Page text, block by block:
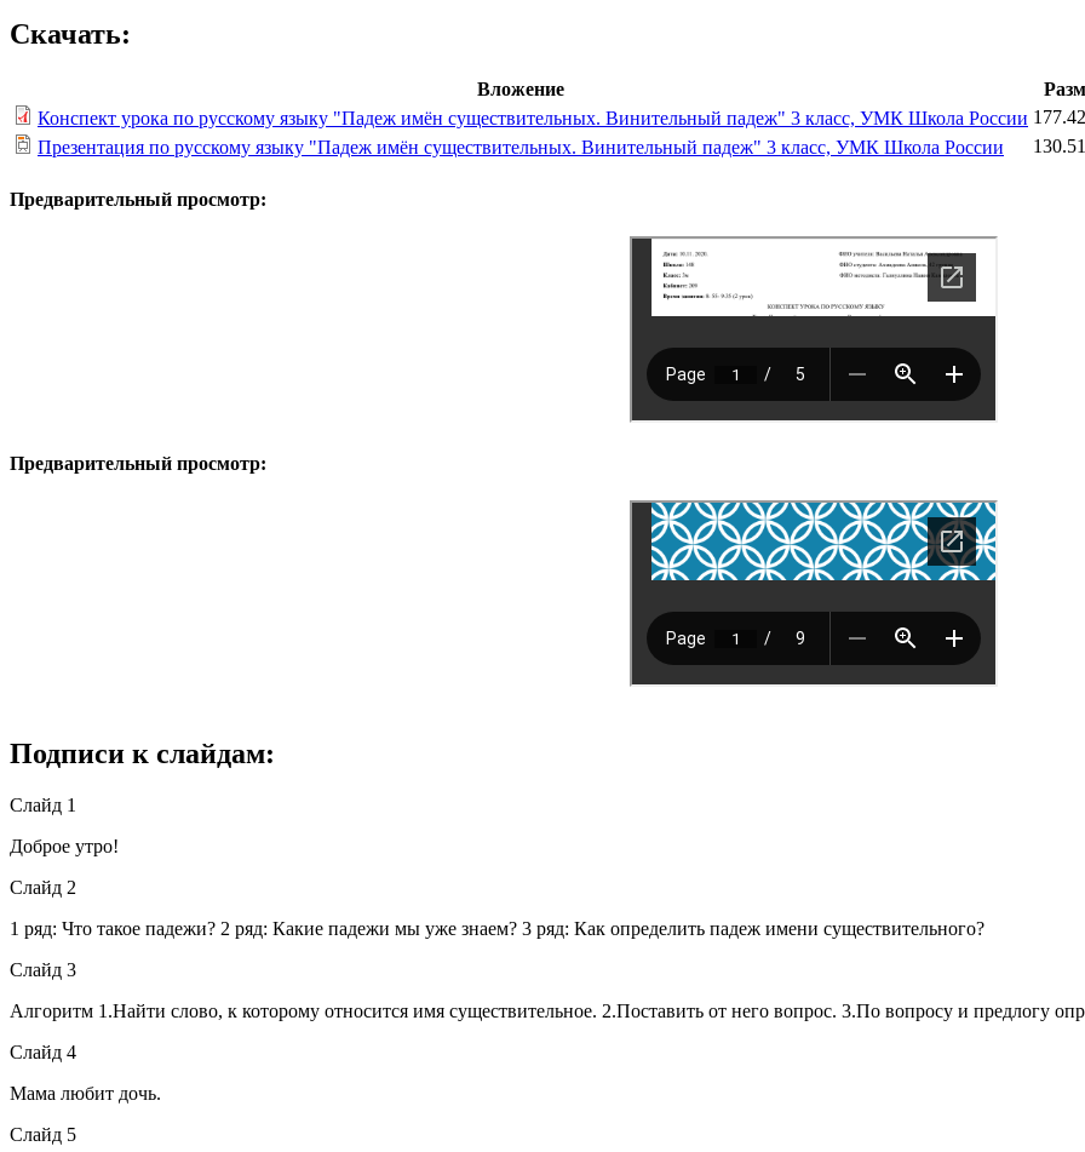
Скачать:
Вложение
Конспект урока по русскому языку "Падеж имён существительных. Винительный падеж" 3 класс, УМК Школа России
Презентация по русскому языку "Падеж имён существительных. Винительный падеж" 3 класс, УМК Школа России
Предварительный просмотр:
Предварительный просмотр:
Подписи к слайдам:
Слайд 1
Доброе утро!
Слайд 2
1 ряд: Что такое падежи? 2 ряд: Какие падежи мы уже знаем? 3 ряд: Как определить падеж имени существительного?
Слайд 3
Алгоритм 1.Найти слово, к которому относится имя существительное. 2.Поставить от него вопрос. 3.По вопросу и предлогу
Слайд 4
Мама любит дочь.
Слайд 5